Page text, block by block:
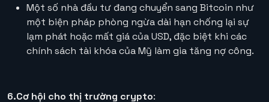
Một số nhà đầu tư đang chuyển sang Bitcoin như
một biện pháp phòng ngừa dài hạn chống lại sự
lạm phát hoặc mất giá của USD, đặc biệt khi các
chính sách tài khóa của Mỹ làm gia tăng nợ công.
6.Cơ hội cho thị trường crypto: